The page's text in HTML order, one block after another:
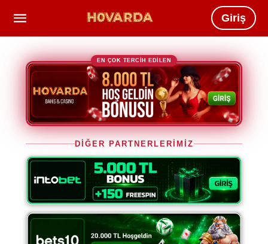
Giriş
EN ÇOK TERCİH EDİLEN
DİĞER PARTNERLERİMİZ